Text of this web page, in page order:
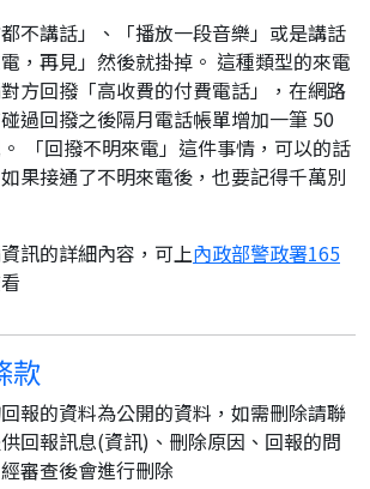
都不講話」、「播放一段音樂」或是講話
電，再見」然後就掛掉。 這種類型的來電
方回撥「高收費的付費電話」，在網路
過回撥之後隔月電話帳單增加一筆 50
「回撥不明來電」這件事情，可以的話
果接通了不明來電後，也要記得千萬別
訊的詳細內容，可上內政部警政署165
款
報的資料為公開的資料，如需刪除請聯
供回報訊息(資訊)、刪除原因、回報的問
審查後會進行刪除